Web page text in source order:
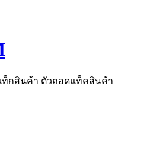
ท็กสินค้า ตัวถอดแท็คสินค้า